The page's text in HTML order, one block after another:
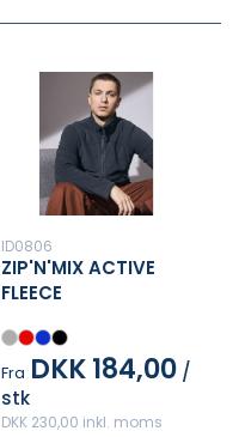
ID0806
ZIP'N'MIX ACTIVE
FLEECE
Fra DKK 184,00 /
stk
DKK 230,00 inkl. moms